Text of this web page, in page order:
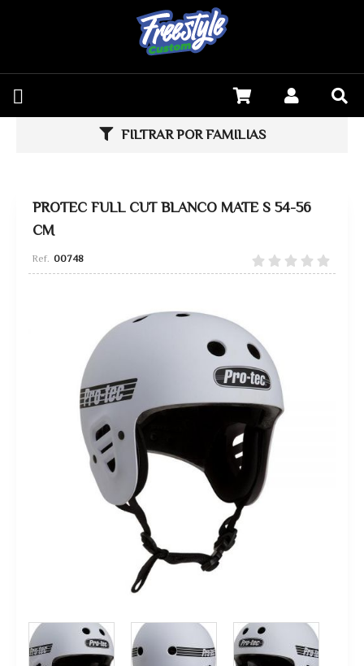
FILTRAR POR FAMILIAS
PROTEC FULL CUT BLANCO MATE S 54-56
CM
00748